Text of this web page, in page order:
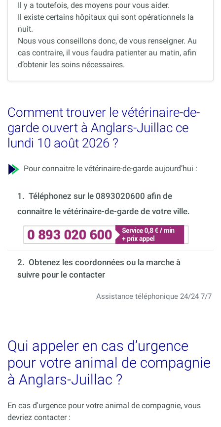
Il y a toutefois, des moyens pour vous aider.
Il existe certains hôpitaux qui sont opérationnels la
nuit.
Nous vous conseillons donc, de vous renseigner. Au
cas contraire, il vous faudra patienter au matin, afin
d’obtenir les soins nécessaires.
Comment trouver le vétérinaire-de-
garde ouvert à Anglars-Juillac ce
lundi 10 août 2026 ?
Pour connaitre le vétérinaire-de-garde aujourd’hui :
1. Téléphonez sur le 0893020600 afin de
connaitre le vétérinaire-de-garde de votre ville.
2. Obtenez les coordonnées ou la marche à
suivre pour le contacter
Assistance téléphonique 24/24 7/7
Qui appeler en cas d’urgence
pour votre animal de compagnie
à Anglars-Juillac ?
En cas d'urgence pour votre animal de compagnie, vous
devriez contacter :